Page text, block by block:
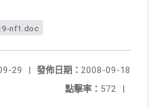
nf1.doc
發佈日期： 2008-09-18
29
|
點擊率： 572 |